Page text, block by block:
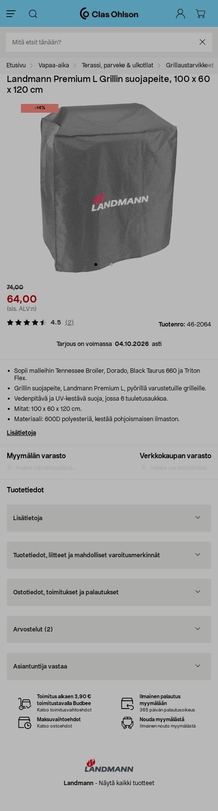
Etusivu Vapaa-aika Terassi, parveke & ulkotilat Grillaustarvikkeet
Landmann Premium L Grillin suojapeite, 100 x 60
x 120 cm
-14%
74,00
64,00
(sis. ALV:n)
Tuotenro: 46-2064
4.5 ( 2)
Tarjous on voimassa 04.10.2026 asti
Myymälän varasto Verkkokaupan varasto
Sopii malleihin Tennessee Broiler, Dorado, Black Taurus 660 ja Triton
Flex.
Grillin suojapeite, Landmann Premium L, pyörillä varustetuille grilleille.
Vedenpitävä ja UV-kestävä suoja, jossa 6 tuuletusaukkoa.
Mitat: 100 x 60 x 120 cm.
Materiaali: 600D polyesteriä, kestää pohjoismaisen ilmaston.
Lisätietoja
Tuotetiedot
Lisätietoja
Tuotetiedot, liitteet ja mahdolliset varoitusmerkinnät
Ostotiedot, toimitukset ja palautukset
Arvostelut (2)
Asiantuntija vastaa
Landmann - Näytä kaikki tuotteet
Toimitus alkaen 3,90 €
toimitustavalla Budbee
Katso toimitusvaihtoehdot
Ilmainen palautus
myymälään
365 päivän palautusoikeus
Maksuvaihtoehdot
Katso ostoehdot
Nouda myymälästä
Ilmainen nouto myymälästä